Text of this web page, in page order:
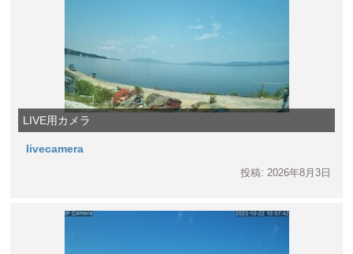
LIVE用カメラ
livecamera
投稿: 2026年8月3日